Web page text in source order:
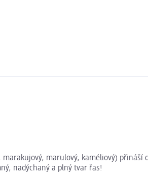
marulový, kaméliový) přináší
nadýchaný a plný tvar řas!